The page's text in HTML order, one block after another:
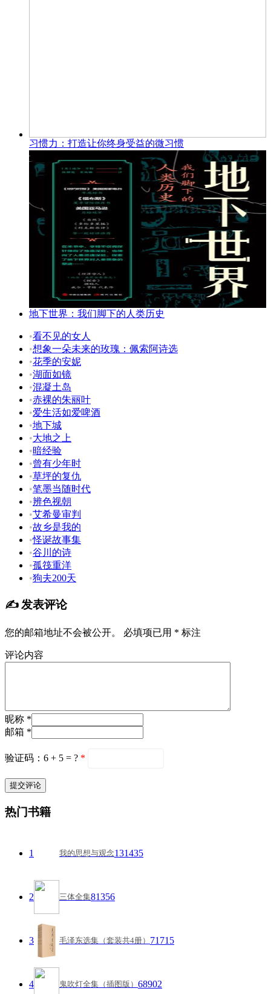
习惯力：打造让你终身受益的微习惯
地下世界：我们脚下的人类历史
•看不见的女人
•想象一朵未来的玫瑰：佩索阿诗选
•花季的安妮
•湖面如镜
•混凝土岛
•赤裸的朱丽叶
•爱生活如爱啤酒
•地下城
•大地之上
•暗经验
•曾有少年时
•草坪的复仇
•笔墨当随时代
•辨色视朝
•艾希曼审判
•故乡是我的
•怪诞故事集
•谷川的诗
•孤筏重洋
•狗夫200天
✍️ 发表评论
您的邮箱地址不会被公开。 必填项已用 * 标注
评论内容
昵称 *
邮箱 *
验证码：6 + 5 = ? *
热门书籍
1 我的思想与观念131435
2 三体全集81356
3 毛泽东选集（套装共4册） 71715
4 鬼吹灯全集（插图版） 68902